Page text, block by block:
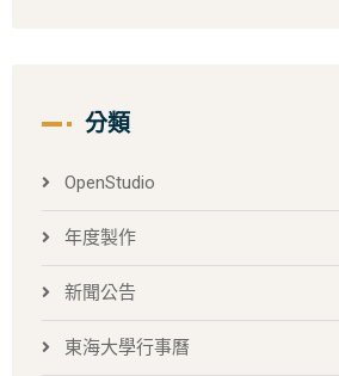
分類
OpenStudio
年度製作
新聞公告
東海大學行事曆